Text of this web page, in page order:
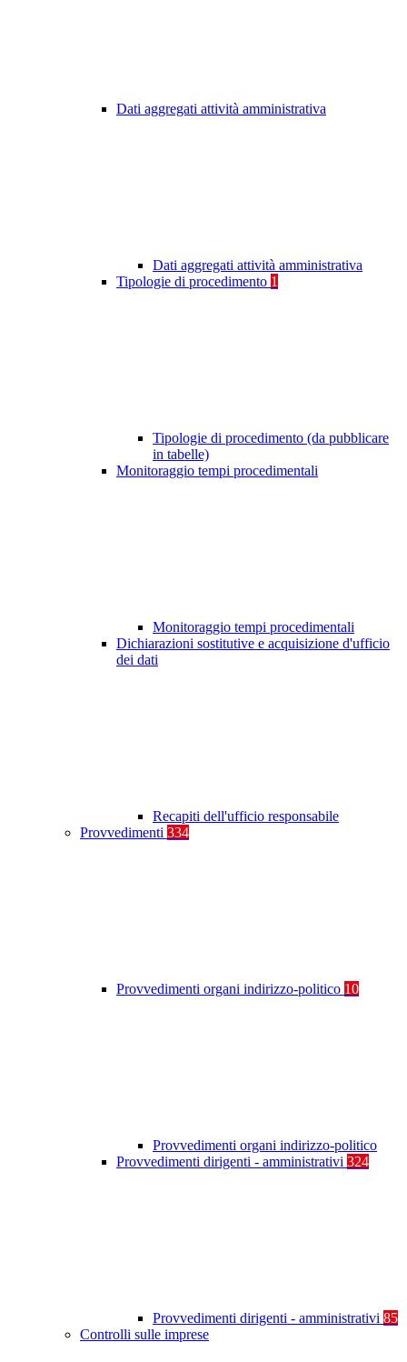
Dati aggregati attività amministrativa
Dati aggregati attività amministrativa
Tipologie di procedimento 1
Tipologie di procedimento (da pubblicare
in tabelle)
Monitoraggio tempi procedimentali
Monitoraggio tempi procedimentali
Dichiarazioni sostitutive e acquisizione d'ufficio
dei dati
Recapiti dell'ufficio responsabile
Provvedimenti 334
Provvedimenti organi indirizzo-politico 10
Provvedimenti organi indirizzo-politico
Provvedimenti dirigenti - amministrativi 324
Provvedimenti dirigenti - amministrativi 85
Controlli sulle imprese